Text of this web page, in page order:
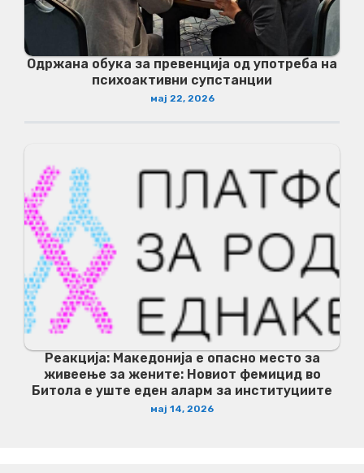
Одржана обука за превенција од употреба на
психоактивни супстанции
мај 22, 2026
Реакција: Македонија е опасно место за
живеење за жените: Новиот фемицид во
Битола е уште еден аларм за институциите
мај 14, 2026